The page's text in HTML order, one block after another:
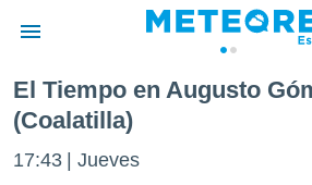
de
El Tiempo en Augusto
(Coalatilla)
17:43 Jueves